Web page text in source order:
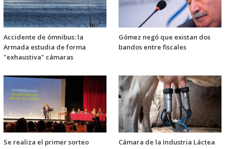
Accidente de ómnibus: la
Armada estudia de forma
"exhaustiva" cámaras
Gómez negó que existan dos
bandos entre fiscales
Se realiza el primer sorteo
Cámara de la Industria Láctea